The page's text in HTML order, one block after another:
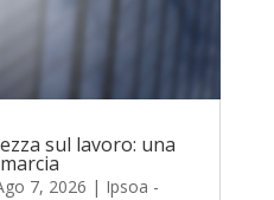
sul lavoro: una
7, 2026 | Ipsoa -